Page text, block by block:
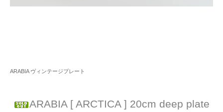
ARABIA ヴィンテージプレート
ARABIA [ ARCTICA ] 20cm deep plate